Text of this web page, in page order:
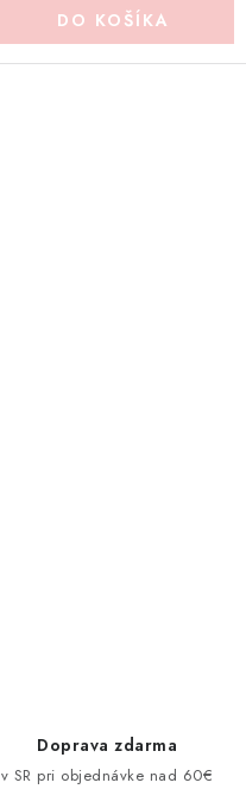
DO KOŠÍKA
Doprava zdarma
v SR pri objednávke nad 60€